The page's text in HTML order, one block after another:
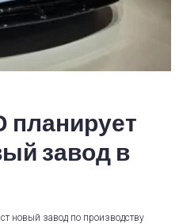
планирует
завод в
новый завод по производству